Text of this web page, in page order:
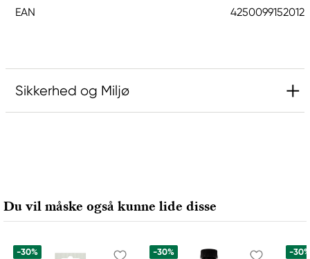
EAN 4250099152012
Sikkerhed og Miljø
37586 Dassel, Germany
info@jhcon.de
Du vil måske også kunne lide disse
-30% -30% -